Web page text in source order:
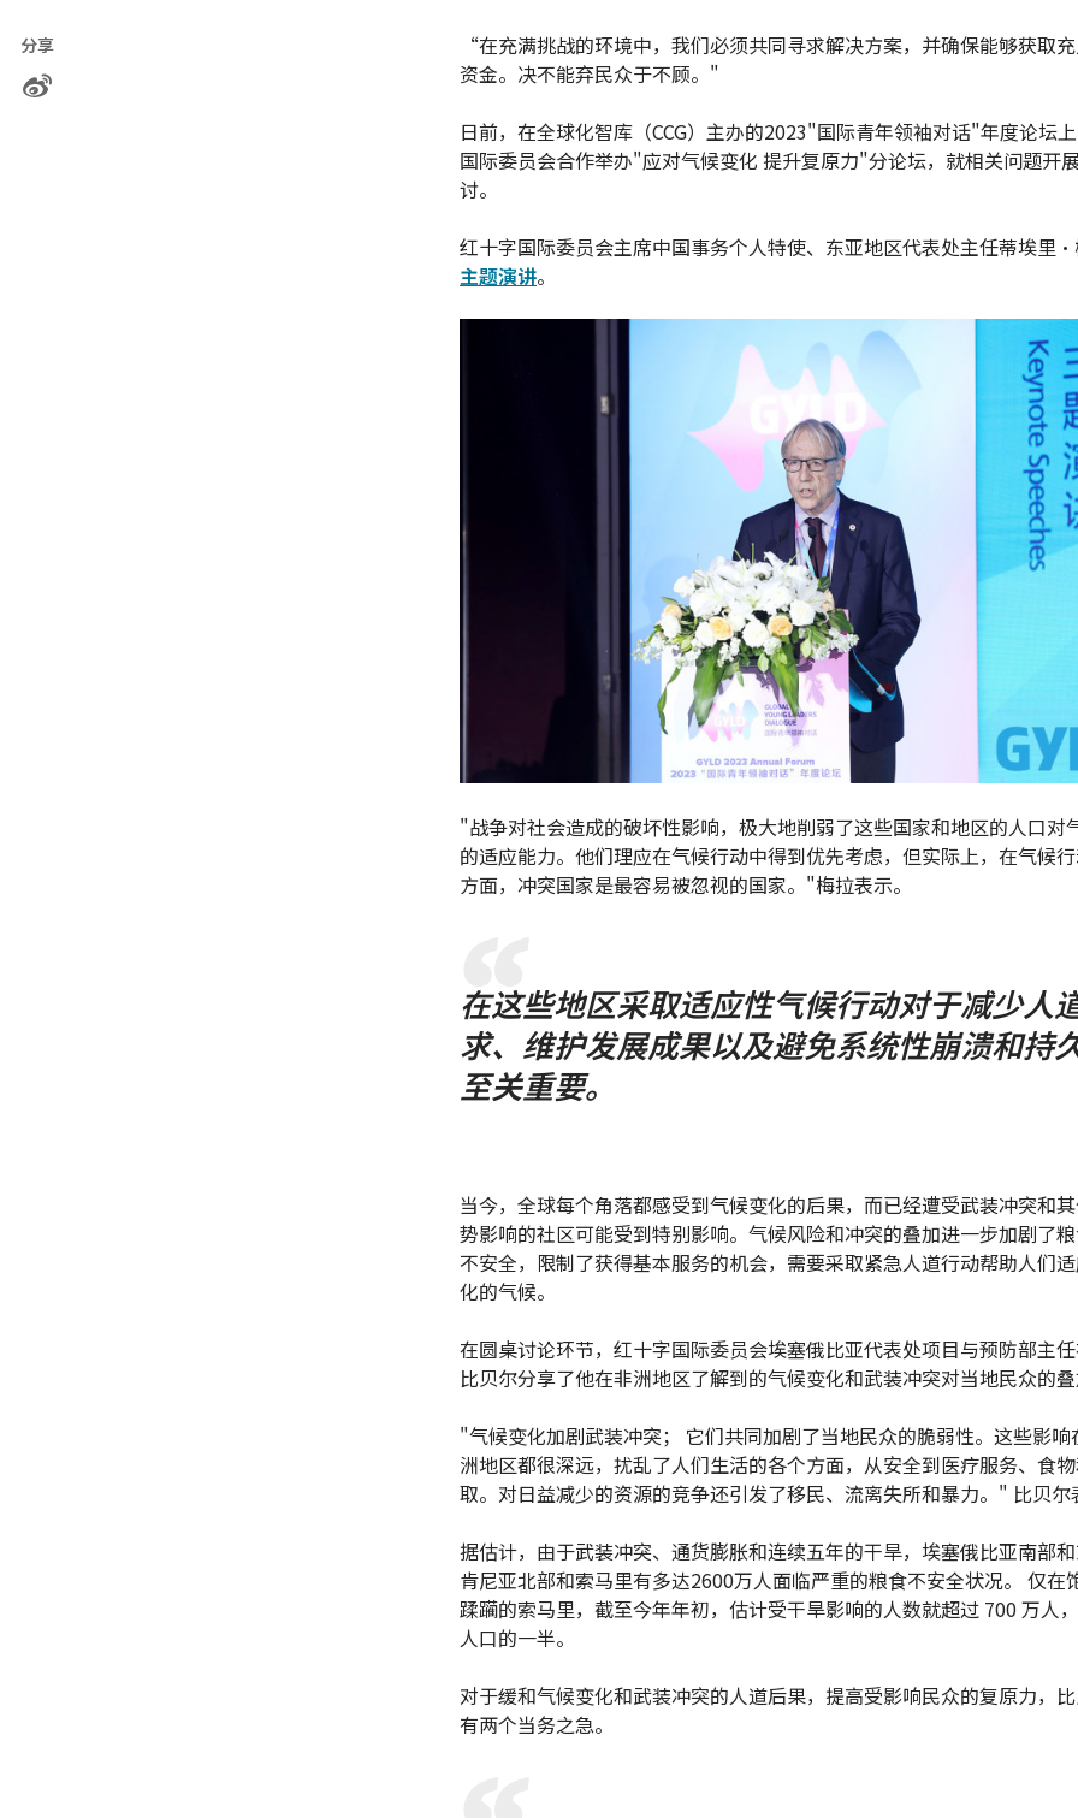
分享
“在充满挑战的环境中，我们必须共同寻求解决方案，并确保能够获取
资金。决不能弃民众于不顾。"
日前，在全球化智库（CCG）主办的2023"国际青年领袖对话"年度论坛
国际委员会合作举办"应对气候变化 提升复原力"分论坛，就相关问题开
讨。
红十字国际委员会主席中国事务个人特使、东亚地区代表处主任蒂埃里
主题演讲。
"战争对社会造成的破坏性影响，极大地削弱了这些国家和地区的人口对
的适应能力。他们理应在气候行动中得到优先考虑，但实际上，在气候
方面，冲突国家是最容易被忽视的国家。"梅拉表示。
在这些地区采取适应性气候行动对于减少人
求、维护发展成果以及避免系统性崩溃和持
至关重要。
当今，全球每个角落都感受到气候变化的后果，而已经遭受武装冲突和
势影响的社区可能受到特别影响。气候风险和冲突的叠加进一步加剧了
不安全，限制了获得基本服务的机会，需要采取紧急人道行动帮助人们
化的气候。
在圆桌讨论环节，红十字国际委员会埃塞俄比亚代表处项目与预防部主
比贝尔分享了他在非洲地区了解到的气候变化和武装冲突对当地民众的
"气候变化加剧武装冲突； 它们共同加剧了当地民众的脆弱性。这些影响
洲地区都很深远，扰乱了人们生活的各个方面，从安全到医疗服务、食
取。对日益减少的资源的竞争还引发了移民、流离失所和暴力。" 比贝尔
据估计，由于武装冲突、通货膨胀和连续五年的干旱，埃塞俄比亚南部
肯尼亚北部和索马里有多达2600万人面临严重的粮食不安全状况。 仅在
蹂躏的索马里，截至今年年初，估计受干旱影响的人数就超过 700 万人
人口的一半。
对于缓和气候变化和武装冲突的人道后果，提高受影响民众的复原力，
有两个当务之急。